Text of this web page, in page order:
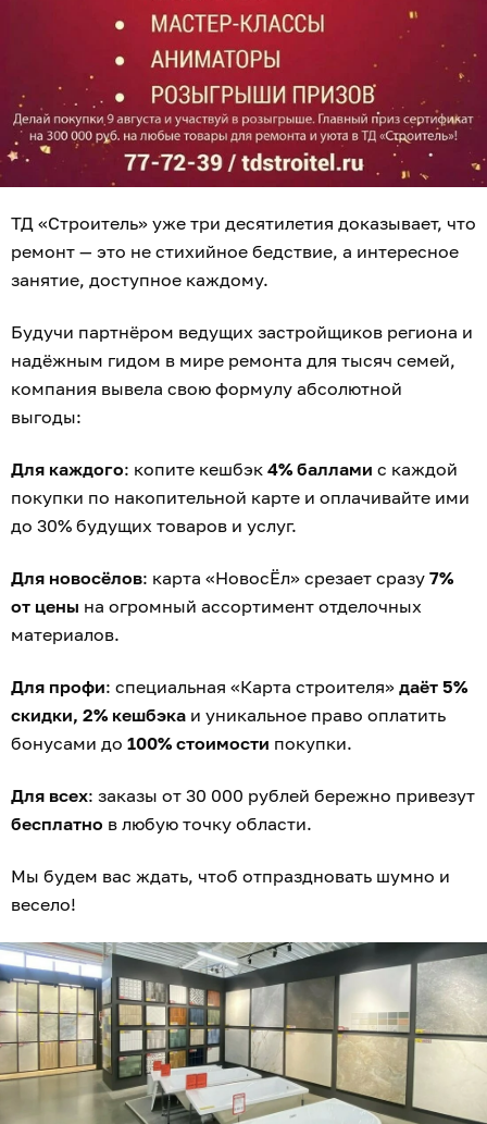
ТД «Строитель» уже три десятилетия доказывает, что
ремонт — это не стихийное бедствие, а интересное
занятие, доступное каждому.
Будучи партнёром ведущих застройщиков региона и
надёжным гидом в мире ремонта для тысяч семей,
компания вывела свою формулу абсолютной
выгоды:
Для каждого: копите кешбэк 4% баллами с каждой
покупки по накопительной карте и оплачивайте ими
до 30% будущих товаров и услуг.
Для новосёлов: карта «НовосЁл» срезает сразу 7%
от цены на огромный ассортимент отделочных
материалов.
Для профи: специальная «Карта строителя» даёт 5%
скидки, 2% кешбэка и уникальное право оплатить
бонусами до 100% стоимости покупки.
Для всех: заказы от 30 000 рублей бережно привезут
бесплатно в любую точку области.
Мы будем вас ждать, чтоб отпраздновать шумно и
весело!